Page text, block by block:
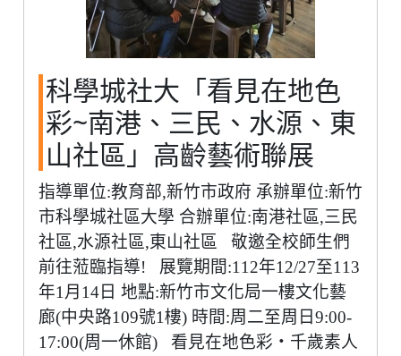
科學城社大「看見在地色
彩~南港、三民、水源、東
山社區」高齡藝術聯展
指導單位:教育部,新竹市政府 承辦單位:新竹
市科學城社區大學 合辦單位:南港社區,三民
社區,水源社區,東山社區 敬邀全校師生們
前往蒞臨指導! 展覽期間:112年12/27至113
年1月14日 地點:新竹市文化局一樓文化藝
廊(中央路109號1樓) 時間:周二至周日9:00-
17:00(周一休館) 看見在地色彩・千歲素人